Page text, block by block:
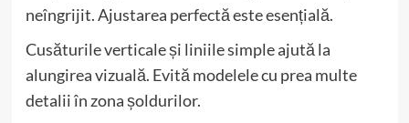
neîngrijit. Ajustarea perfectă este esențială.
Cusăturile verticale și liniile simple ajută la
alungirea vizuală. Evită modelele cu prea multe
detalii în zona șoldurilor.